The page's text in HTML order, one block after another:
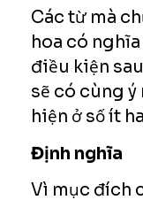
Các từ mà
hoa có
điều kiện
sẽ có cùng
hiện ở số ít
Định nghĩa
Vì mục đích